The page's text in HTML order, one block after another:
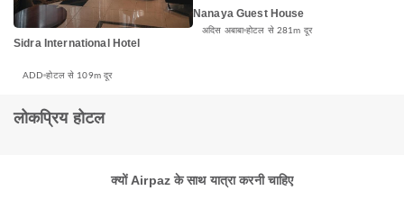
Sidra International Hotel
ADD होटल से 109m दूर
Nanaya Guest House
अदिस अबाबा होटल से 281m दूर
लोकप्रिय होटल
क्यों Airpaz के साथ यात्रा करनी चाहिए